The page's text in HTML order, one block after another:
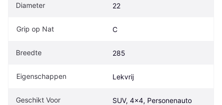
Diameter 22
Grip op Nat C
Breedte 285
Eigenschappen Lekvrij
Geschikt Voor SUV, 4x4, Personenauto